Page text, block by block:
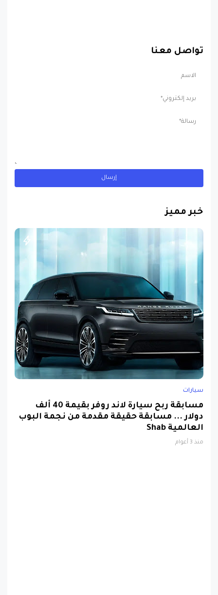
تواصل معنا
خبر مميز
سيارات
مسابقة ربح سيارة لاند روفر بقيمة 40 ألف
دولار ... مسابقة حقيقة مقدمة من نجمة البوب
العالمية Shab
منذ 3 أعوام